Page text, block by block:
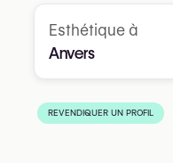
Esthétique à
Anvers
REVENDIQUER UN PROFIL